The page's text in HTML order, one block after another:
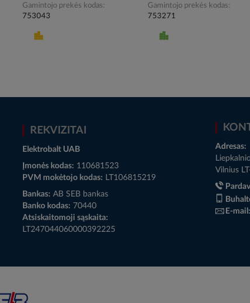
Gamintojo prekės kodas
753043
Gamintojo prekės kodas
753271
REKVIZITAI
Elektrobalt UAB
Įmonės kodas: 110681523
PVM mokėtojo kodas: LT106815219
Bankas: AB SEB bankas
Banko kodas: 70440
Atsiskaitomoji sąskaita:
LT247044060000392225
Adresas:
Vilnius
E-mail: